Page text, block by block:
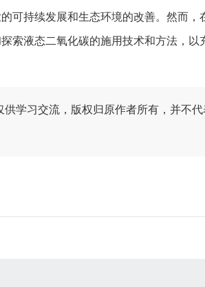
可持续发展和生态环境的改善。然而
索液态二氧化碳的施用技术和方法，以
学习交流，版权归原作者所有，并不